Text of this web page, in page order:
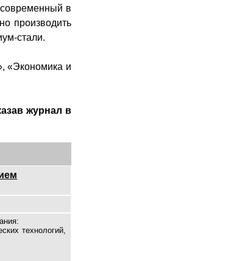
в
производить
стали.
«Экономика и
журнал в
технологий,